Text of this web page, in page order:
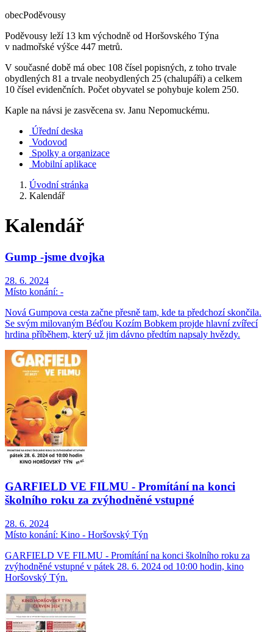
obecPoděvousy
Poděvousy leží 13 km východně od Horšovského Týna
v nadmořské výšce 447 metrů.
V současné době má obec 108 čísel popisných, z toho trvale
obydlených 81 a trvale neobydlených 25 (chalupáři) a celkem
10 čísel evidenčních. Počet obyvatel se pohybuje kolem 250.
Kaple na návsi je zasvěcena sv. Janu Nepomuckému.
Úřední deska
Vodovod
Spolky a organizace
Mobilní aplikace
Úvodní stránka
Kalendář
Kalendář
Gump -jsme dvojka
28. 6. 2024
Místo konání: -
Nová Gumpova cesta začne přesně tam, kde ta předchozí skončila.
Se svým milovaným Béďou Kozím Bobkem projde hlavní zvířecí
hrdina příběhem, který už jim dávno předtím napsaly hvězdy.
GARFIELD VE FILMU - Promítání na konci
školního roku za zvýhodněné vstupné
28. 6. 2024
Místo konání: Kino - Horšovský Týn
GARFIELD VE FILMU - Promítání na konci školního roku za
zvýhodněné vstupné v pátek 28. 6. 2024 od 10:00 hodin, kino
Horšovský Týn.